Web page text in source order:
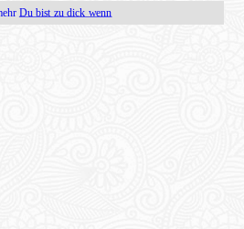
Du bist zu dick wenn